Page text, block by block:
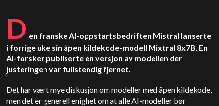
D en franske AI-oppstartsbedriften Mistral lanserte
i forrige uke sin åpen kildekode-modell Mixtral 8x7B. En
AI-forsker publiserte en versjon av modellen der
justeringen var fullstendig fjernet.
Det har vært mye diskusjon om modeller med åpen kildekode,
men det er generell enighet om at alle AI-modeller bør